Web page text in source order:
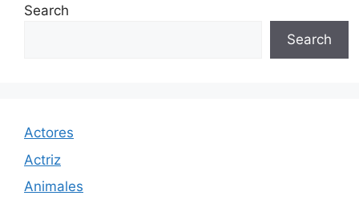
Search
Search
Actores
Actriz
Animales